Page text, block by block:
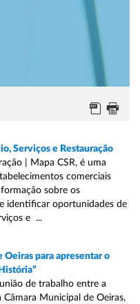
Serviços e Restauração
| Mapa CSR, é uma
comerciais
sobre os
identificar oportunidades de
e ...
Oeiras para apresentar o
de trabalho entre a
Câmara Municipal de Oeiras,